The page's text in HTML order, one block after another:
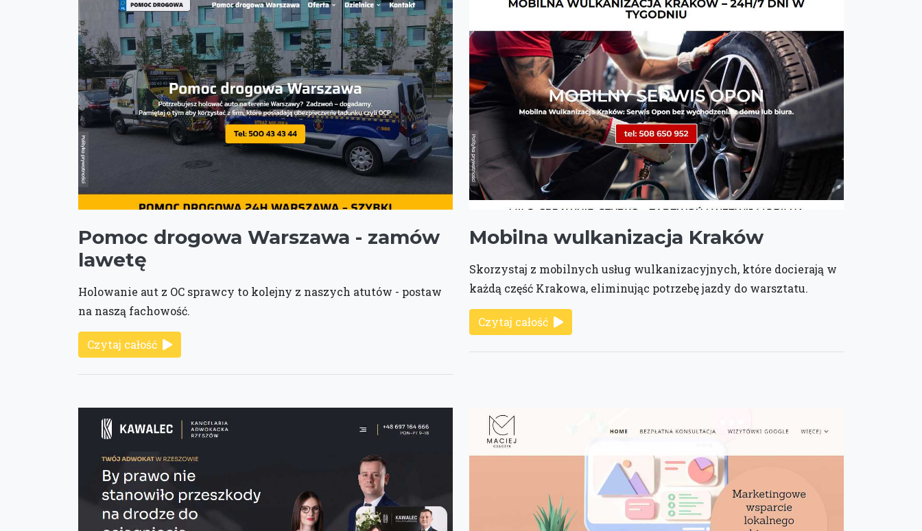
Pomoc drogowa Warszawa - zamów
lawetę
Holowanie aut z OC sprawcy to kolejny z naszych atutów - postaw
na naszą fachowość.
Czytaj całość
Mobilna wulkanizacja Kraków
Skorzystaj z mobilnych usług wulkanizacyjnych, które docierają w
każdą część Krakowa, eliminując potrzebę jazdy do warsztatu.
Czytaj całość